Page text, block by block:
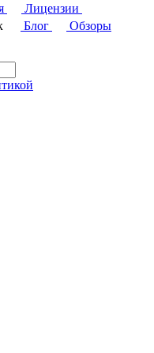
Лицензии
Блог
Обзоры